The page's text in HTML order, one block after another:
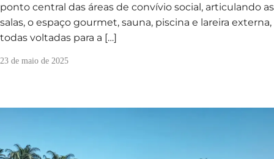
ponto central das áreas de convívio social, articulando as
salas, o espaço gourmet, sauna, piscina e lareira externa,
todas voltadas para a […]
23 de maio de 2025